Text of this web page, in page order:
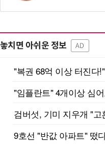
놓치면 아쉬운 정보 AD